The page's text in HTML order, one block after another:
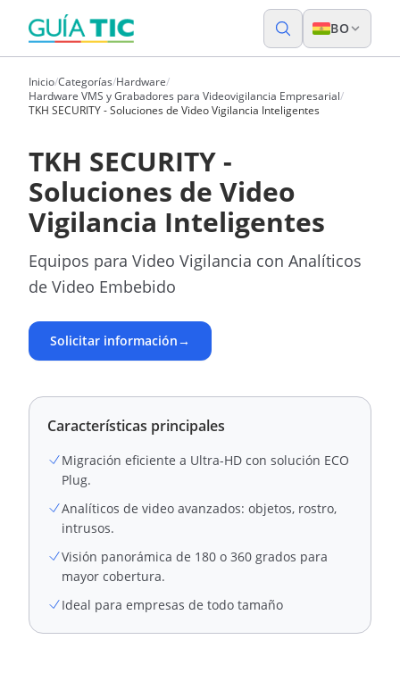
BO
Inicio/Categorías/Hardware/
Hardware VMS y Grabadores para Videovigilancia Empresarial/
TKH SECURITY - Soluciones de Video Vigilancia Inteligentes
TKH SECURITY -
Soluciones de Video
Vigilancia Inteligentes
Equipos para Video Vigilancia con Analíticos
de Video Embebido
Solicitar información→
Características principales
Migración eficiente a Ultra-HD con solución ECO
Plug.
Analíticos de video avanzados: objetos, rostro,
intrusos.
Visión panorámica de 180 o 360 grados para
mayor cobertura.
Ideal para empresas de todo tamaño